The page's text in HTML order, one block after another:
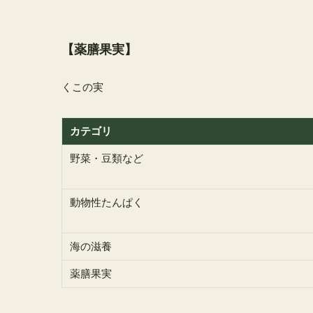
【薬膳果実】
くこの実
カテゴリ
野菜・豆類など
動物性たんぱく
海の滋養
薬膳果実